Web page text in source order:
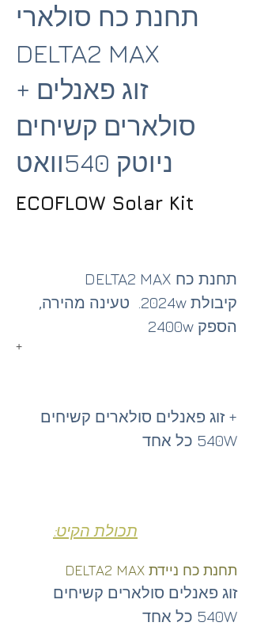
תחנת כח סולארי
DELTA2 MAX
+ זוג פאנלים
סולארים קשיחים
ניוטק 540וואט
ECOFLOW Solar Kit
תחנת כח DELTA2 MAX
קיבולת 2024w.  טעינה מהירה,
הספק 2400w
+
+ זוג פאנלים סולארים קשיחים
540W כל אחד
תכולת הקיט:
תחנת כח ניידת DELTA2 MAX
זוג פאנלים סולארים קשיחים
540W כל אחד